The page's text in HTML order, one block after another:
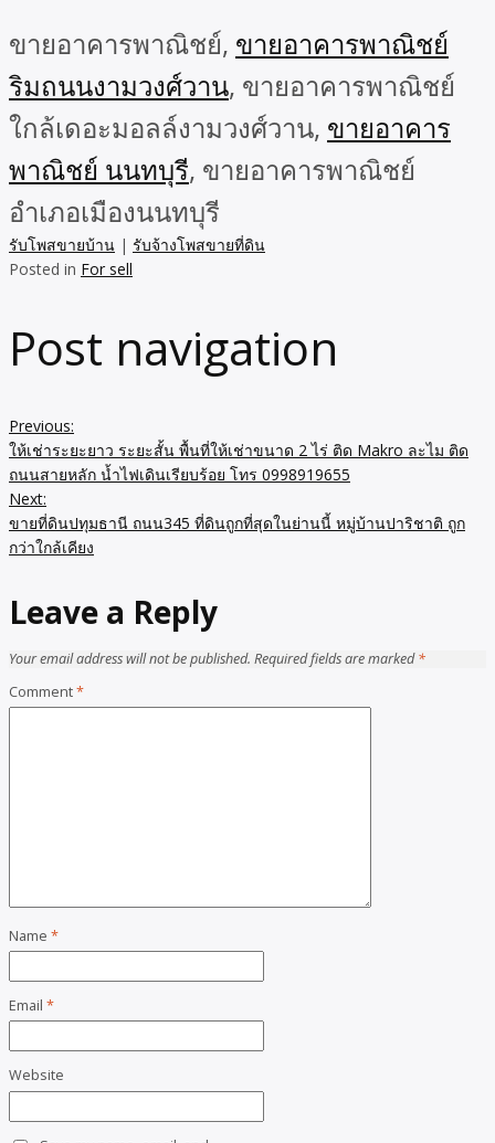
ขายอาคารพาณิชย์, ขายอาคารพาณิชย์
ริมถนนงามวงศ์วาน, ขายอาคารพาณิชย์
ใกล้เดอะมอลล์งามวงศ์วาน, ขายอาคาร
พาณิชย์ นนทบุรี, ขายอาคารพาณิชย์
อำเภอเมืองนนทบุรี
รับโพสขายบ้าน | รับจ้างโพสขายที่ดิน
Posted in For sell
Post navigation
Previous:
ให้เช่าระยะยาว ระยะสั้น พื้นที่ให้เช่าขนาด 2 ไร่ ติด Makro ละไม ติด
ถนนสายหลัก น้ำไฟเดินเรียบร้อย โทร 0998919655
Next:
ขายที่ดินปทุมธานี ถนน345 ที่ดินถูกที่สุดในย่านนี้ หมู่บ้านปาริชาติ ถูก
กว่าใกล้เคียง
Leave a Reply
Your email address will not be published. Required fields are marked*
Comment*
Name *
Email *
Website